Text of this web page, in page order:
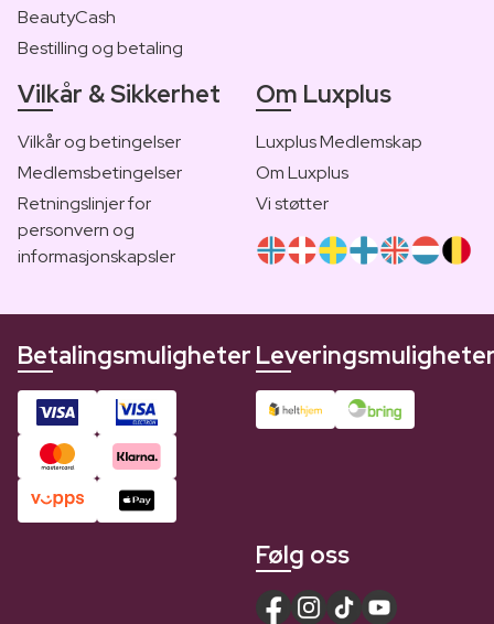
BeautyCash
Bestilling og betaling
Vilkår & Sikkerhet
Vilkår og betingelser
Medlemsbetingelser
Retningslinjer for
personvern og
informasjonskapsler
Om Luxplus
Luxplus Medlemskap
Om Luxplus
Vi støtter
Betalingsmuligheter
Følg oss